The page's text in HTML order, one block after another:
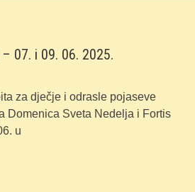
07. i 09. 06. 2025.
za dječje i odrasle pojaseve
Domenica Sveta Nedelja i Fortis
u